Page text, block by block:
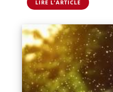
LIRE L'ARTICLE